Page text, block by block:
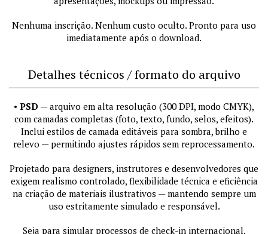
Nenhuma inscrição. Nenhum custo oculto. Pronto para uso
imediatamente após o download.
Detalhes técnicos / formato do arquivo
• PSD — arquivo em alta resolução (300 DPI, modo CMYK),
com camadas completas (foto, texto, fundo, selos, efeitos).
Inclui estilos de camada editáveis para sombra, brilho e
relevo — permitindo ajustes rápidos sem reprocessamento.
Projetado para designers, instrutores e desenvolvedores que
exigem realismo controlado, flexibilidade técnica e eficiência
na criação de materiais ilustrativos — mantendo sempre um
uso estritamente simulado e responsável.
Seja para simular processos de check-in internacional,